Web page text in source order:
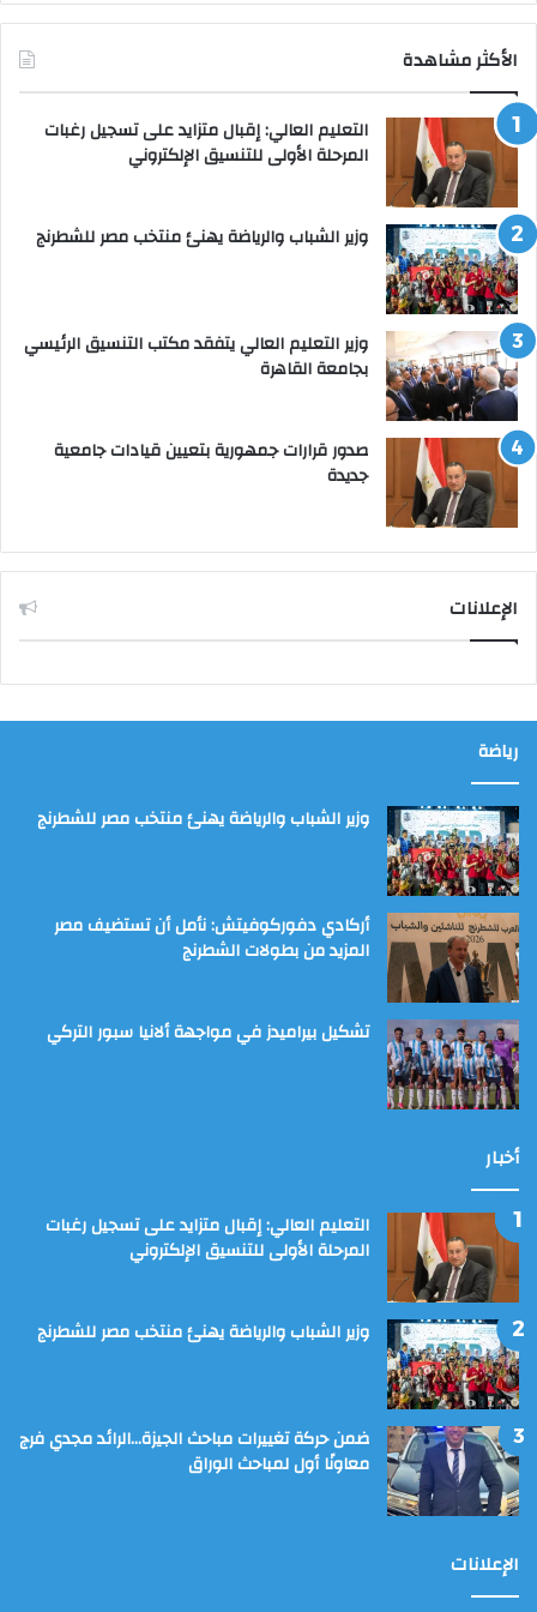
الأكثر مشاهدة
التعليم العالي: إقبال متزايد على تسجيل رغبات
المرحلة الأولى للتنسيق الإلكتروني
وزير الشباب والرياضة يهنئ منتخب مصر للشطرنج
وزير التعليم العالي يتفقد مكتب التنسيق الرئيسي
بجامعة القاهرة
صدور قرارات جمهورية بتعيين قيادات جامعية
جديدة
الإعلانات
رياضة
وزير الشباب والرياضة يهنئ منتخب مصر للشطرنج
أركادي دفوركوفيتش: نأمل أن تستضيف مصر
المزيد من بطولات الشطرنج
تشكيل بيراميدز في مواجهة ألانيا سبور التركي
أخبار
التعليم العالي: إقبال متزايد على تسجيل رغبات
المرحلة الأولى للتنسيق الإلكتروني
وزير الشباب والرياضة يهنئ منتخب مصر للشطرنج
ضمن حركة تغييرات مباحث الجيزة…الرائد مجدي فرج
معاونًا أول لمباحث الوراق
الإعلانات